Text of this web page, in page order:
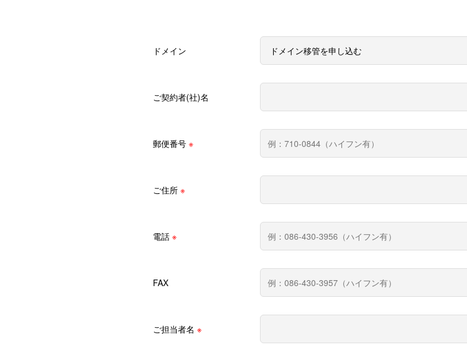
ドメイン
ご契約者(社)名
郵便番号 ※
ご住所 ※
電話 ※
FAX
ご担当者名 ※